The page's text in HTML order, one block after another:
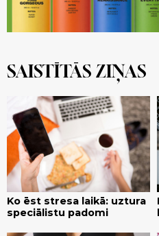
SAISTĪTĀS ZIŅAS
Ko ēst stresa laikā: uztura
speciālistu padomi